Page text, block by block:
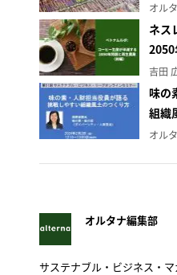
オル
ネス
2050
味の
組織
オル
オルタナ編集部
サステナブル・ビジネス・